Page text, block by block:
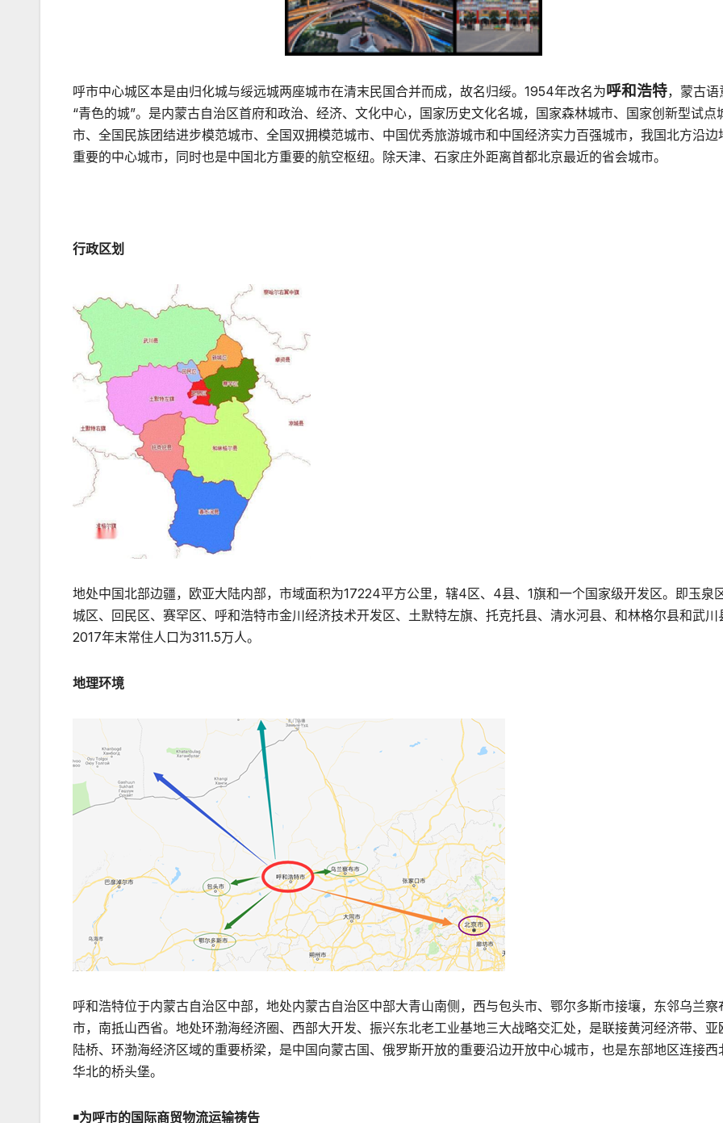
呼市中心城区本是由归化城与绥远城两座城市在清末民国合并而成，故名归绥。1954年改名为呼和浩特，蒙古语
“青色的城”。是内蒙古自治区首府和政治、经济、文化中心，国家历史文化名城，国家森林城市、国家创新型试点
市、全国民族团结进步模范城市、全国双拥模范城市、中国优秀旅游城市和中国经济实力百强城市，我国北方沿边
重要的中心城市，同时也是中国北方重要的航空枢纽。除天津、石家庄外距离首都北京最近的省会城市。
行政区划
地处中国北部边疆，欧亚大陆内部，市域面积为17224平方公里，辖4区、4县、1旗和一个国家级开发区。即玉泉
城区、回民区、赛罕区、呼和浩特市金川经济技术开发区、土默特左旗、托克托县、清水河县、和林格尔县和武川
2017年末常住人口为311.5万人。
地理环境
呼和浩特位于内蒙古自治区中部，地处内蒙古自治区中部大青山南侧，西与包头市、鄂尔多斯市接壤，东邻乌兰察
市，南抵山西省。地处环渤海经济圈、西部大开发、振兴东北老工业基地三大战略交汇处，是联接黄河经济带、亚
陆桥、环渤海经济区域的重要桥梁，是中国向蒙古国、俄罗斯开放的重要沿边开放中心城市，也是东部地区连接西
华北的桥头堡。
￭为呼市的国际商贸物流运输祷告